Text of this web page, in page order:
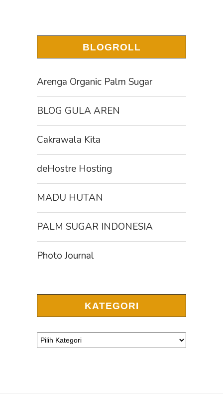
BLOGROLL
Arenga Organic Palm Sugar
BLOG GULA AREN
Cakrawala Kita
deHostre Hosting
MADU HUTAN
PALM SUGAR INDONESIA
Photo Journal
KATEGORI